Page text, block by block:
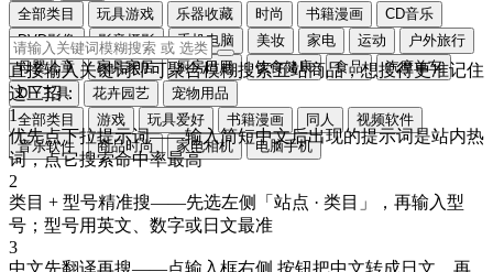
全部类目
玩具游戏 乐器收藏 时尚 书籍漫画
CD音乐
DVD影像
影音摄影 手机电脑 美妆 家电 运动
户外旅行
母婴儿童
家具家居 厨房日用 饮食健康 食品
汽摩单车
DIY工具
花卉园艺
宠物用品
全部类目
游戏 玩具爱好 书籍漫画 同人
视频软件
音乐软件
商品时尚 家电相机 电脑手机
直接输入关键词即可聚合模糊搜索五站商品，想搜得更准记住
这三招：
1
优先点下拉提示词——输入简短中文后出现的提示词是站内热
词，点它搜索命中率最高
2
类目 + 型号精准搜——先选左侧「站点 · 类目」，再输入型
号；型号用英文、数字或日文最准
3
中文先翻译再搜——点输入框右侧 按钮把中文转成日文 ，再